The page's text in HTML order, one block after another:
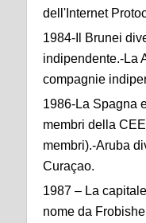
dell'Internet
1984-Il Brunei
indipendente.-La
compagnie
1986-La Spagna
membri della
membri).-Aruba
Curaçao.
1987 – La
nome da